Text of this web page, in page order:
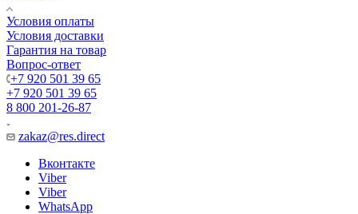
Условия оплаты
Условия доставки
Гарантия на товар
Вопрос-ответ
+7 920 501 39 65
+7 920 501 39 65
8 800 201-26-87
zakaz@res.direct
Вконтакте
Viber
Viber
WhatsApp